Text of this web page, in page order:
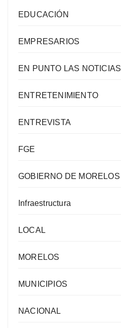
EDUCACIÓN
EMPRESARIOS
EN PUNTO LAS NOTICIAS
ENTRETENIMIENTO
ENTREVISTA
FGE
GOBIERNO DE MORELOS
Infraestructura
LOCAL
MORELOS
MUNICIPIOS
NACIONAL